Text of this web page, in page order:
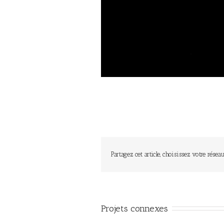
Partagez cet article, choisissez votre
Projets connexes